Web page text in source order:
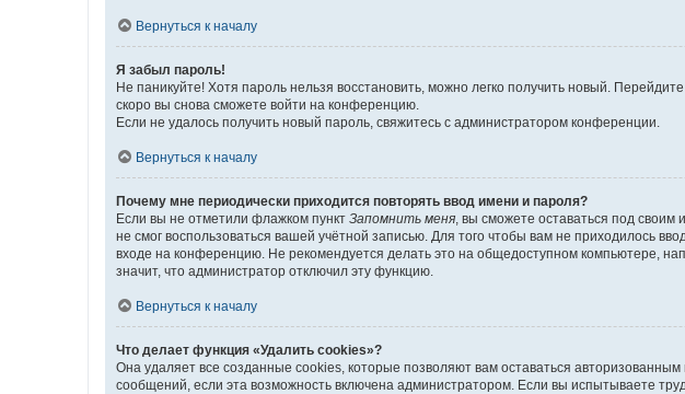
Вернуться к началу
Я забыл пароль!
Не паникуйте! Хотя пароль нельзя восстановить, можно легко получить новый.
скоро вы снова сможете войти на конференцию.
Если не удалось получить новый пароль, свяжитесь с администратором конференции.
Вернуться к началу
Почему мне периодически приходится повторять ввод имени и пароля?
Если вы не отметили флажком пункт Запомнить меня , вы сможете оставаться под
не смог воспользоваться вашей учётной записью. Для того чтобы вам не приходилось
входе на конференцию. Не рекомендуется делать это на общедоступном компьютере,
значит, что администратор отключил эту функцию.
Вернуться к началу
Что делает функция «Удалить cookies»?
Она удаляет все созданные cookies, которые позволяют вам оставаться
сообщений, если эта возможность включена администратором. Если вы испытываете